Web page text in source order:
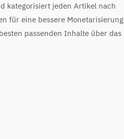
kategorisiert jeden Artikel nach
für eine bessere Monetarisierung
passenden Inhalte über das